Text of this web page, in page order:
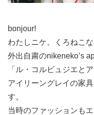
bonjour!
わたしニケ。くろねこな
外出自粛のnikeneko’s
「ル・コルビュジエと
アイリーングレイの家
す。
当時のファッションも